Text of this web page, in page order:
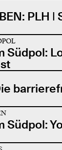
PLH |
Südpol:
Südpol: